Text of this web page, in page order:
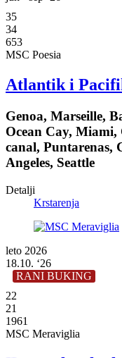
35
34
653
MSC Poesia
Atlantik i
Genoa, Marseille,
Ocean Cay,
canal, Puntarenas,
Angeles, Seattle
Detalji
Krstarenja
leto 2026
18.10. ‘26
RANI BUKING
22
21
1961
MSC Meraviglia